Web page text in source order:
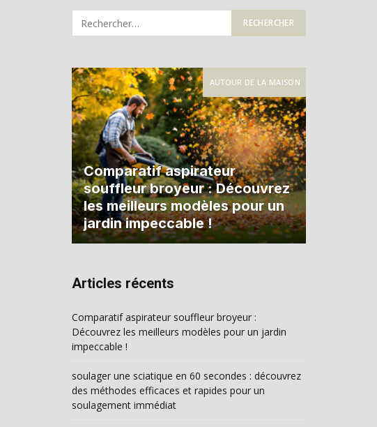
AUTOUR DE LA MAISON
Comparatif aspirateur
souffleur broyeur : Découvrez
les meilleurs modèles pour un
jardin impeccable !
Articles récents
Comparatif aspirateur souffleur broyeur :
Découvrez les meilleurs modèles pour un jardin
impeccable !
soulager une sciatique en 60 secondes : découvrez
des méthodes efficaces et rapides pour un
soulagement immédiat